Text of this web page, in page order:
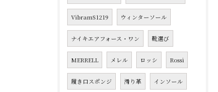
VibramS1219 ウィンターソール
ナイキエアフォース・ワン 靴選び
MERRELL メレル ロッシ Rossi
履き口スポンジ 滑り革 インソール